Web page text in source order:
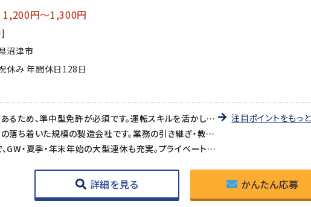
1,200円～1,300円
沼津市
休み 年間休日128日
《準中型免許（AT可）を活かせる仕事》2tトラックの運転業務があるため、準中型免許が必須です。運転スキルを活かしながら、部品の調達・管理・出荷までを担う幅広い業務に携われます。
《アットホームで働きやすい・しっかり教育あり》社員数約110名の落ち着いた規模の製造会社です。業務の引き継ぎ・教育制度がしっかり整っており、製造業未経験の方も安心してスタートできます。
《年間休日128日・土日祝休み》完全週休2日制（土日祝休み）で、GW・夏季・年末年始の大型連休も充実。プライベートとのバランスが取りやすい環境です。
注目ポイントをもっ
詳細を見る かんたん応募